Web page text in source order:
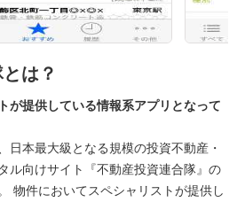
は？
が提供している情報系アプリとなって
日本最大級となる規模の投資不動産・
ル向けサイト『不動産投資連合隊』の
物件においてスペシャリストが提供し